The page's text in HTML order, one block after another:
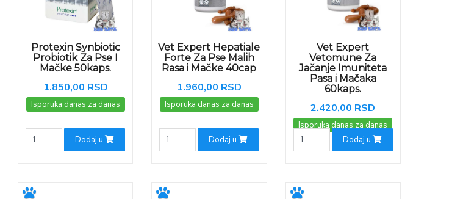
Protexin Synbiotic
Probiotik Za Pse I
Mačke 50kaps.
1.850,00 RSD
Isporuka danas za danas
Dodaj u
Vet Expert Hepatiale
Forte Za Pse Malih
Rasa i Mačke 40cap
1.960,00 RSD
Isporuka danas za danas
Dodaj u
Vet Expert
Vetomune Za
Jačanje Imuniteta
Pasa i Mačaka
60kaps.
2.420,00 RSD
Isporuka danas za danas
Dodaj u